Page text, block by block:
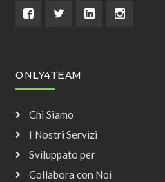
ONLY4TEAM
Chi Siamo
I Nostri Servizi
Sviluppato per
Collabora con Noi